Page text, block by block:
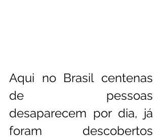
Aqui no Brasil centenas
de pessoas
desaparecem por dia, já
foram descobertos